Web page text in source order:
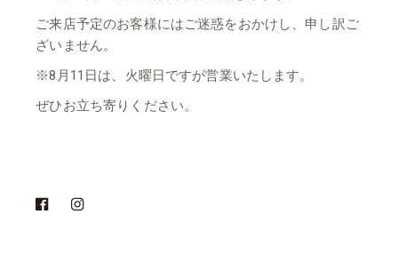
ご来店予定のお客様にはご迷惑をおかけし、申し訳ご
ざいません。
※8月11日は、火曜日ですが営業いたします。
ぜひお立ち寄りください。